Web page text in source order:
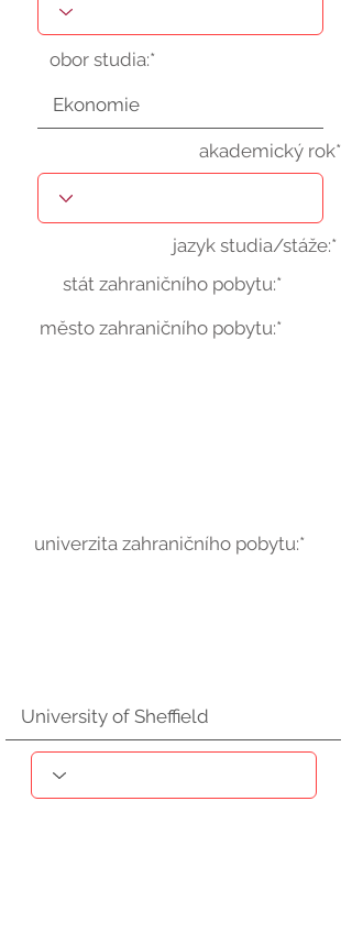
obor studia:*
akademický rok*
jazyk studia/stáže:*
stát zahraničního pobytu:*
město zahraničního pobytu:*
univerzita zahraničního pobytu:*